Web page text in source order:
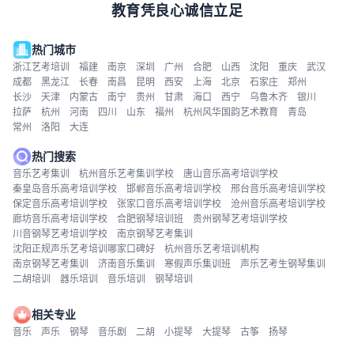
教育凭良心诚信立足
热门城市
浙江艺考培训 福建 南京 深圳 广州 合肥 山西 沈阳 重庆
武汉
成都
黑龙江 长春 南昌 昆明 西安 上海 北京 石家庄
郑州
长沙
天津 内蒙古 南宁 贵州 甘肃 海口 西宁 乌鲁木齐
银川
拉萨
杭州 河南 四川 山东 福州 杭州风华国韵艺术教育
青岛
常州
洛阳 大连
热门搜索
音乐艺考集训 杭州音乐艺考集训学校
唐山音乐高考培训学校
秦皇岛音乐高考培训学校
邯郸音乐高考培训学校
邢台音乐高考培训学校
保定音乐高考培训学校
张家口音乐高考培训学校
沧州音乐高考培训学校
廊坊音乐高考培训学校
合肥钢琴培训班
贵州钢琴艺考培训学校
川音钢琴艺考培训学校
南京钢琴艺考集训
沈阳正规声乐艺考培训哪家口碑好
杭州音乐艺考培训机构
南京钢琴艺考集训
济南音乐集训 寒假声乐集训班
声乐艺考生钢琴集训
二胡培训
器乐培训 音乐培训 钢琴培训
相关专业
音乐 声乐 钢琴 音乐剧 二胡 小提琴 大提琴 古筝 扬琴